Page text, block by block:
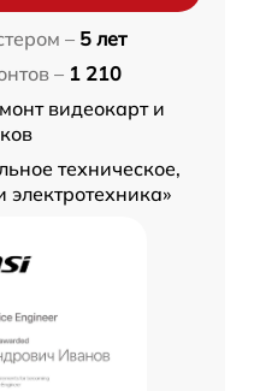
– 5 лет
– 1 210
видеокарт и
техническое,
электротехника»